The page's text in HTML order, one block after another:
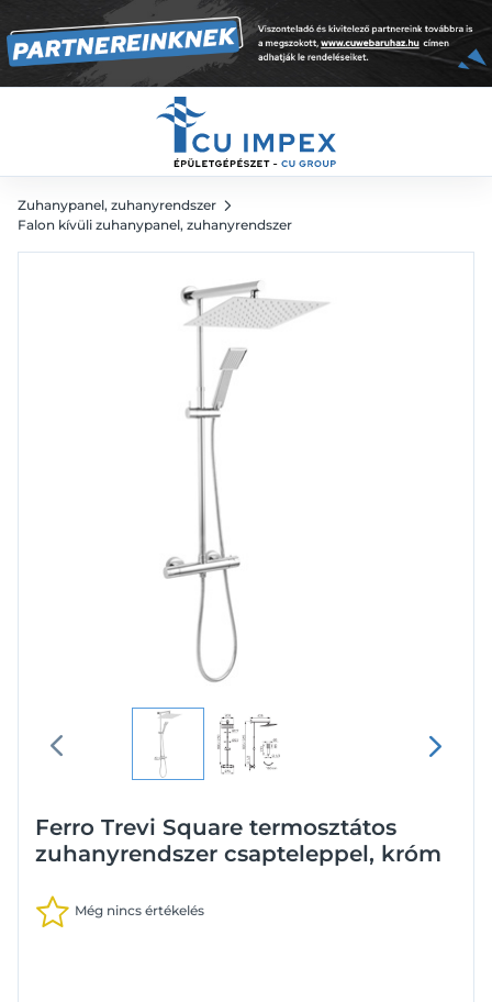
Zuhanypanel, zuhanyrendszer
Falon kívüli zuhanypanel, zuhanyrendszer
Ferro Trevi Square termosztátos
zuhanyrendszer csapteleppel, króm
Még nincs értékelés
98 455 Ft